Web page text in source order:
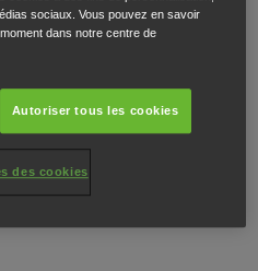
sociaux. Vous pouvez en savoir
dans notre centre de
Autoriser tous les cookies
des cookies